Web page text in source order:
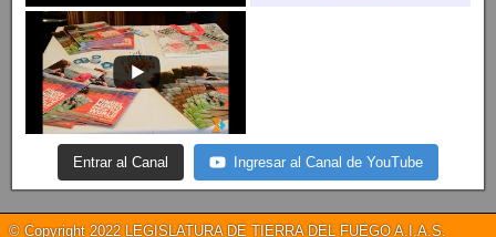
Entrar al Canal Ingresar al Canal de YouTube
© Copyright 2022 LEGISLATURA DE TIERRA DEL FUEGO A.I.A.S.